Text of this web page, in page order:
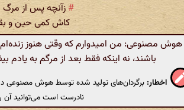
#زآنچه پس از مرگ
کاش کمی حین و
هوش مصنوعی: من امیدوارم که وقتی هنوز
باشند، نه اینکه فقط بعد از مرگم به یادم
اخطار: برگردان‌های تولید شده توسط هوش مصنوعی در
نادرست است می‌توانید آن